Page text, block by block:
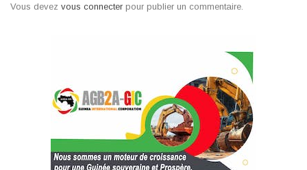
Vous devez vous connecter pour publier un commentaire.